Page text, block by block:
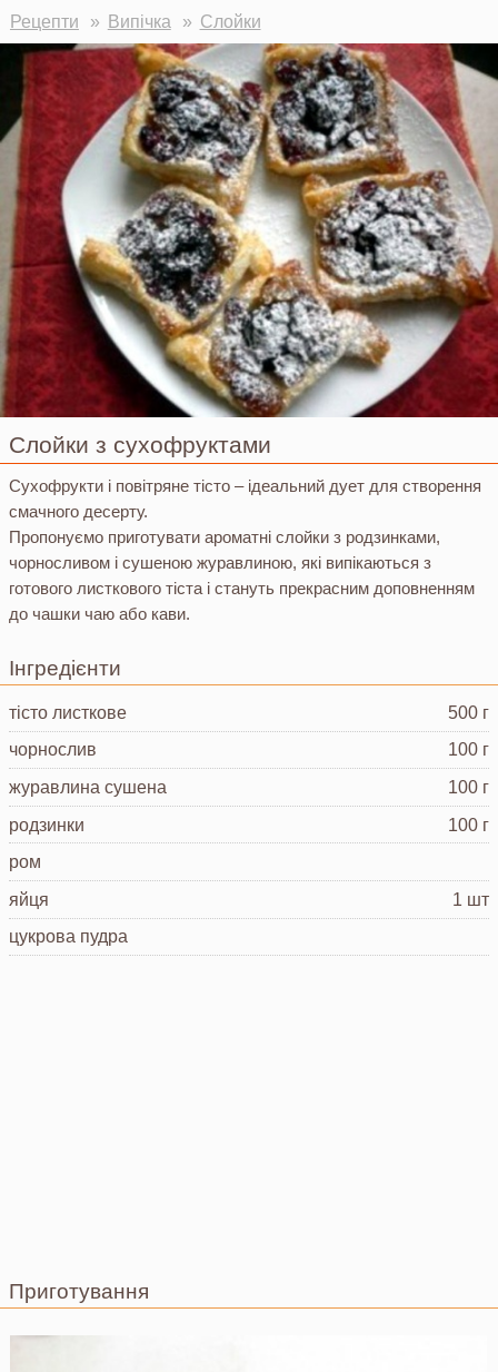
Ви тут
Рецепти Випічка Слойки
Слойки з сухофруктами
Сухофрукти і повітряне тісто – ідеальний дует для створення
смачного десерту.
Пропонуємо приготувати ароматні слойки з родзинками,
чорносливом і сушеною журавлиною, які випікаються з
готового листкового тіста і стануть прекрасним доповненням
до чашки чаю або кави.
Інгредієнти
тісто листкове
500 г
чорнослив
100 г
журавлина сушена
100 г
родзинки
100 г
ром
яйця
1 шт
цукрова пудра
Приготування